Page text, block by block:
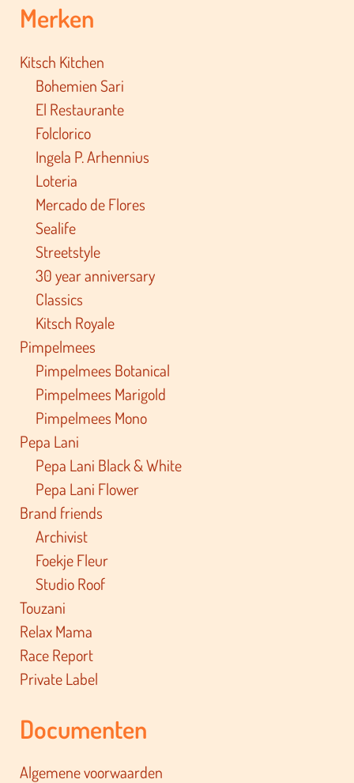
Merken
Kitsch Kitchen
Bohemien Sari
El Restaurante
Folclorico
Ingela P. Arhennius
Loteria
Mercado de Flores
Sealife
Streetstyle
30 year anniversary
Classics
Kitsch Royale
Pimpelmees
Pimpelmees Botanical
Pimpelmees Marigold
Pimpelmees Mono
Pepa Lani
Pepa Lani Black & White
Pepa Lani Flower
Brand friends
Archivist
Foekje Fleur
Studio Roof
Touzani
Relax Mama
Race Report
Private Label
Documenten
Algemene voorwaarden